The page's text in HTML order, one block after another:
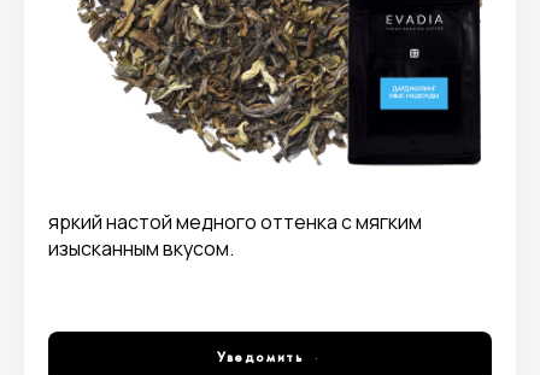
яркий настой медного оттенка с мягким
изысканным вкусом.
Уведомить